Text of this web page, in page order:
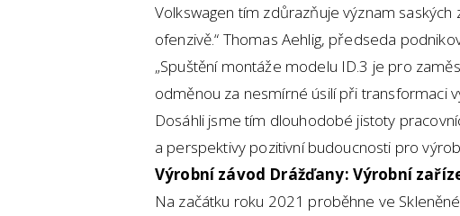
Volkswagen tím zdůrazňuje význam
ofenzivě.“ Thomas Aehlig, předseda
„Spuštění montáže modelu ID.3 je pro
odměnou za nesmírné úsilí při transformaci
Dosáhli jsme tím dlouhodobé jistoty
a perspektivy pozitivní budoucnosti pro
Výrobní závod Drážďany: Výrobní
Na začátku roku 2021 proběhne ve